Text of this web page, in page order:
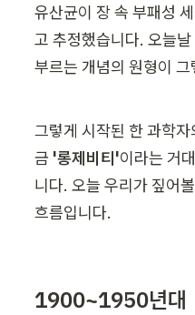
유산균이 장 속 부패성
고 추정했습니다. 오늘
부르는 개념의 원형이
그렇게 시작된 한 과학
금 '롱제비티'이라는 거
니다. 오늘 우리가 짚어
흐름입니다.
1900~1950년대